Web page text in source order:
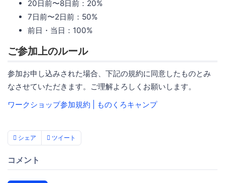
20日前〜8日前：20%
7日前〜2日前：50%
前日・当日：100%
ご参加上のルール
参加お申し込みされた場合、下記の規約に同意したものとみ
なさせていただきます。ご理解よろしくお願いします。
ワークショップ参加規約 | ものくろキャンプ
シェア ツイート
コメント